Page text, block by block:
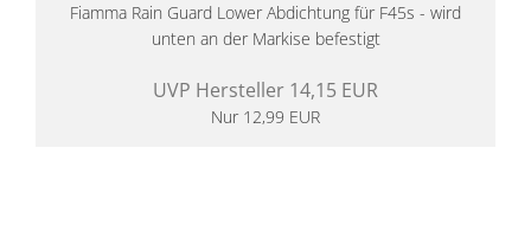
Fiamma Rain Guard Lower Abdichtung für F45s - wird
unten an der Markise befestigt
UVP Hersteller 14,15 EUR
Nur 12,99 EUR